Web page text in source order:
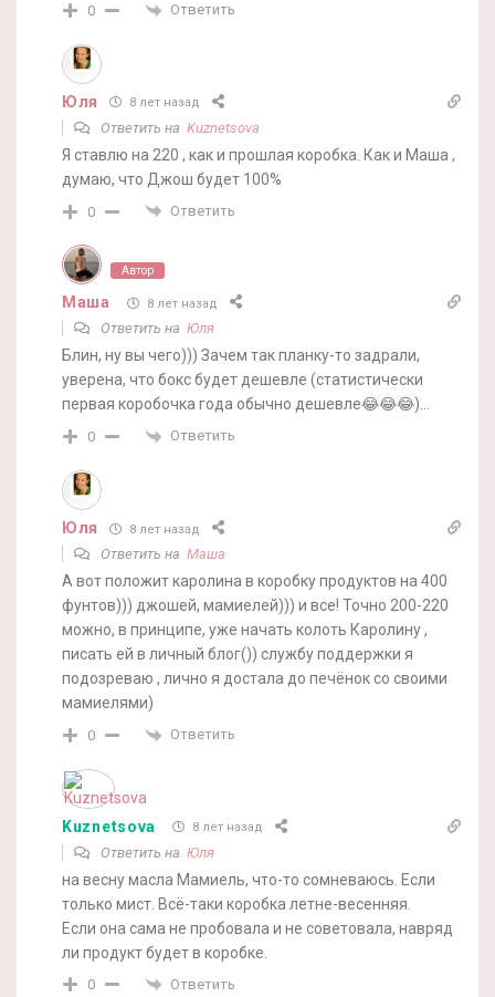
0 Ответить
Юля 8 лет назад
Ответить на Kuznetsova
Я ставлю на 220 , как и прошлая коробка. Как и Маша ,
думаю, что Джош будет 100%
0 Ответить
Автор
Маша 8 лет назад
Ответить на Юля
Блин, ну вы чего))) Зачем так планку-то задрали,
уверена, что бокс будет дешевле (статистически
первая коробочка года обычно дешевле😂😂😂)…
0 Ответить
Юля 8 лет назад
Ответить на Маша
А вот положит каролина в коробку продуктов на 400
фунтов))) джошей, мамиелей))) и все! Точно 200-220
можно, в принципе, уже начать колоть Каролину ,
писать ей в личный блог()) службу поддержки я
подозреваю , лично я достала до печёнок со своими
мамиелями)
0 Ответить
Kuznetsova 8 лет назад
Ответить на Юля
на весну масла Мамиель, что-то сомневаюсь. Если
только мист. Всё-таки коробка летне-весенняя.
Если она сама не пробовала и не советовала, навряд
ли продукт будет в коробке.
0 Ответить